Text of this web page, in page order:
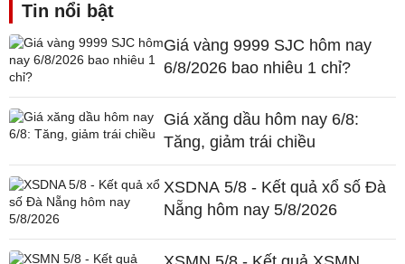
Tin nổi bật
Giá vàng 9999 SJC hôm nay
6/8/2026 bao nhiêu 1 chỉ?
Giá xăng dầu hôm nay 6/8:
Tăng, giảm trái chiều
XSDNA 5/8 - Kết quả xổ số Đà
Nẵng hôm nay 5/8/2026